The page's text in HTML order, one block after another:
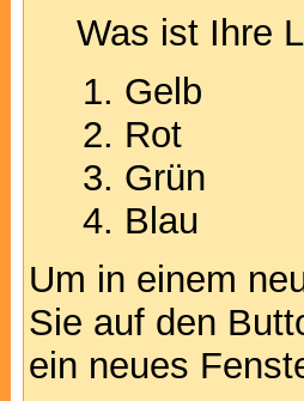
Was ist Ihre
Gelb
Rot
Grün
Blau
Um in einem
Sie auf den
ein neues